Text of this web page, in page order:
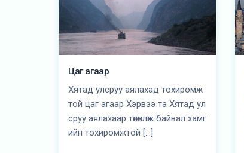
Цаг агаар
Хятад улсруу аялахад тохиромж
той цаг агаар Хэрвээ та Хятад ул
сруу аялахаар төлөвлөж байвал хамг
ийн тохиромжтой […]